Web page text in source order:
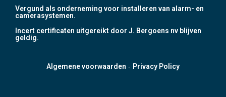
Vergund als onderneming voor installeren van alarm- en
camerasystemen.
Incert certificaten uitgereikt door J. Bergoens nv blijven
geldig.
Algemene voorwaarden - Privacy Policy